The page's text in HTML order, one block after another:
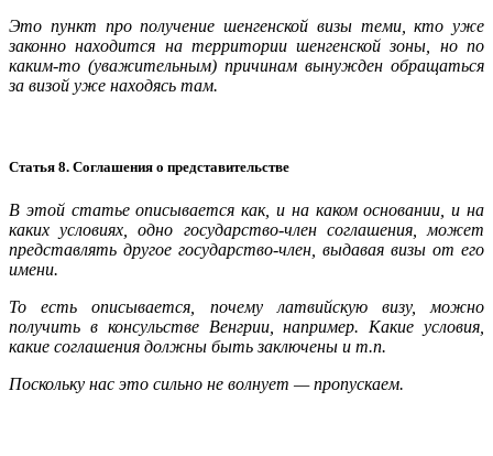
Это пункт про получение шенгенской визы теми, кто уже
законно находится на территории шенгенской зоны, но по
каким-то (уважительным) причинам вынужден обращаться
за визой уже находясь там.
Статья 8. Соглашения о представительстве
В этой статье описывается как, и на каком основании, и на
каких условиях, одно государство-член соглашения, может
представлять другое государство-член, выдавая визы от его
имени.
То есть описывается, почему латвийскую визу, можно
получить в консульстве Венгрии, например. Какие условия,
какие соглашения должны быть заключены и т.п.
Поскольку нас это сильно не волнует — пропускаем.